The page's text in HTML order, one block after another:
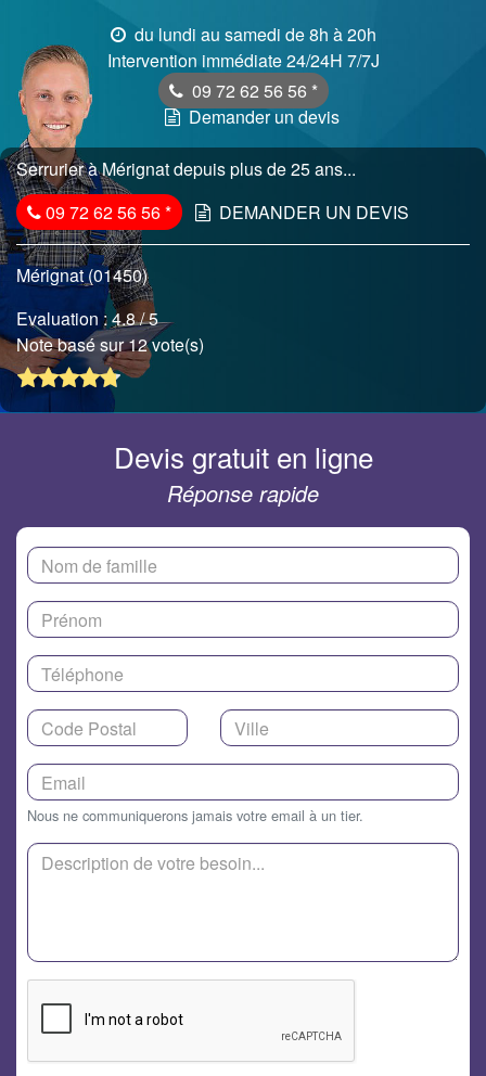
du lundi au samedi de 8h à 20h
Intervention immédiate 24/24H 7/7J
09 72 62 56 56 *
Demander un devis
Serrurier à Mérignat depuis plus de 25 ans...
09 72 62 56 56* DEMANDER UN DEVIS
Mérignat (01450)
Evaluation :4.8/ 5
Note basé sur 12 vote(s)
Devis gratuit en ligne
Réponse rapide
Nous ne communiquerons jamais votre email à un tier.